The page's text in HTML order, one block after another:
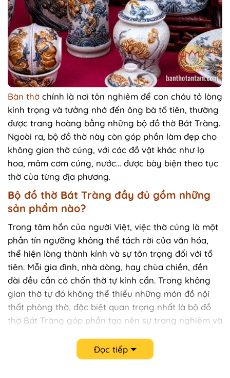
Bàn thờ chính là nơi tôn nghiêm để con cháu tỏ lòng
kính trọng và tưởng nhớ đến ông bà tổ tiên, thường
được trang hoàng bằng những bộ đồ thờ Bát Tràng.
Ngoài ra, bộ đồ thờ này còn góp phần làm đẹp cho
không gian thờ cúng, với các đồ vật khác như lọ
hoa, mâm cơm cúng, nước… được bày biện theo tục
thờ của từng địa phương.
Bộ đồ thờ Bát Tràng đầy đủ gồm những
sản phẩm nào?
Trong tâm hồn của người Việt, việc thờ cúng là một
phần tín ngưỡng không thể tách rời của văn hóa,
thể hiện lòng thành kính và sự tôn trọng đối với tổ
tiên. Mỗi gia đình, nhà dòng, hay chùa chiền, đền
đài đều cần có chốn thờ tự kính cẩn. Trong không
gian thờ tự đó không thể thiếu những món đồ nội
thất phòng thờ, đặc biệt quan trọng nhất là bộ đồ
thờ Bát Tràng góp phần tạo nên sự trang nghiêm và
Đọc tiếp